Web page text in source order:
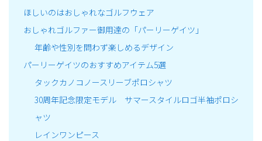
ほしいのはおしゃれなゴルフウェア
おしゃれゴルファー御用達の「パーリーゲイツ」
年齢や性別を問わず楽しめるデザイン
パーリーゲイツのおすすめアイテム5選
タックカノコノースリーブポロシャツ
30周年記念限定モデル サマースタイルロゴ半袖ポロシ
ャツ
レインワンピース